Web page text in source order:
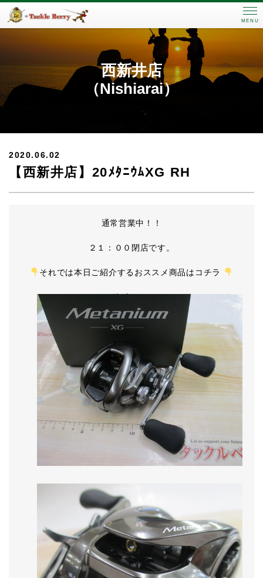
MENU
西新井店
（Nishiarai）
2020.06.02
【西新井店】20ﾒﾀﾆｳﾑXG RH
通常営業中！！
２１：００閉店です。
それでは本日ご紹介するおススメ商品はコチラ
20ﾒﾀﾆｳﾑXG RH